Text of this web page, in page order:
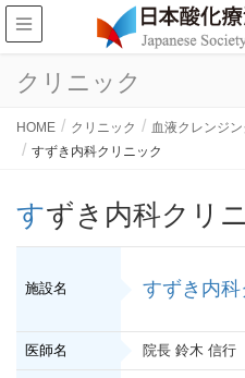
クリニック
HOME クリニック
血液クレンジン
すずき内科クリニック
すずき内科クリ
施設名 すずき内科
医師名 院長 鈴木 信行